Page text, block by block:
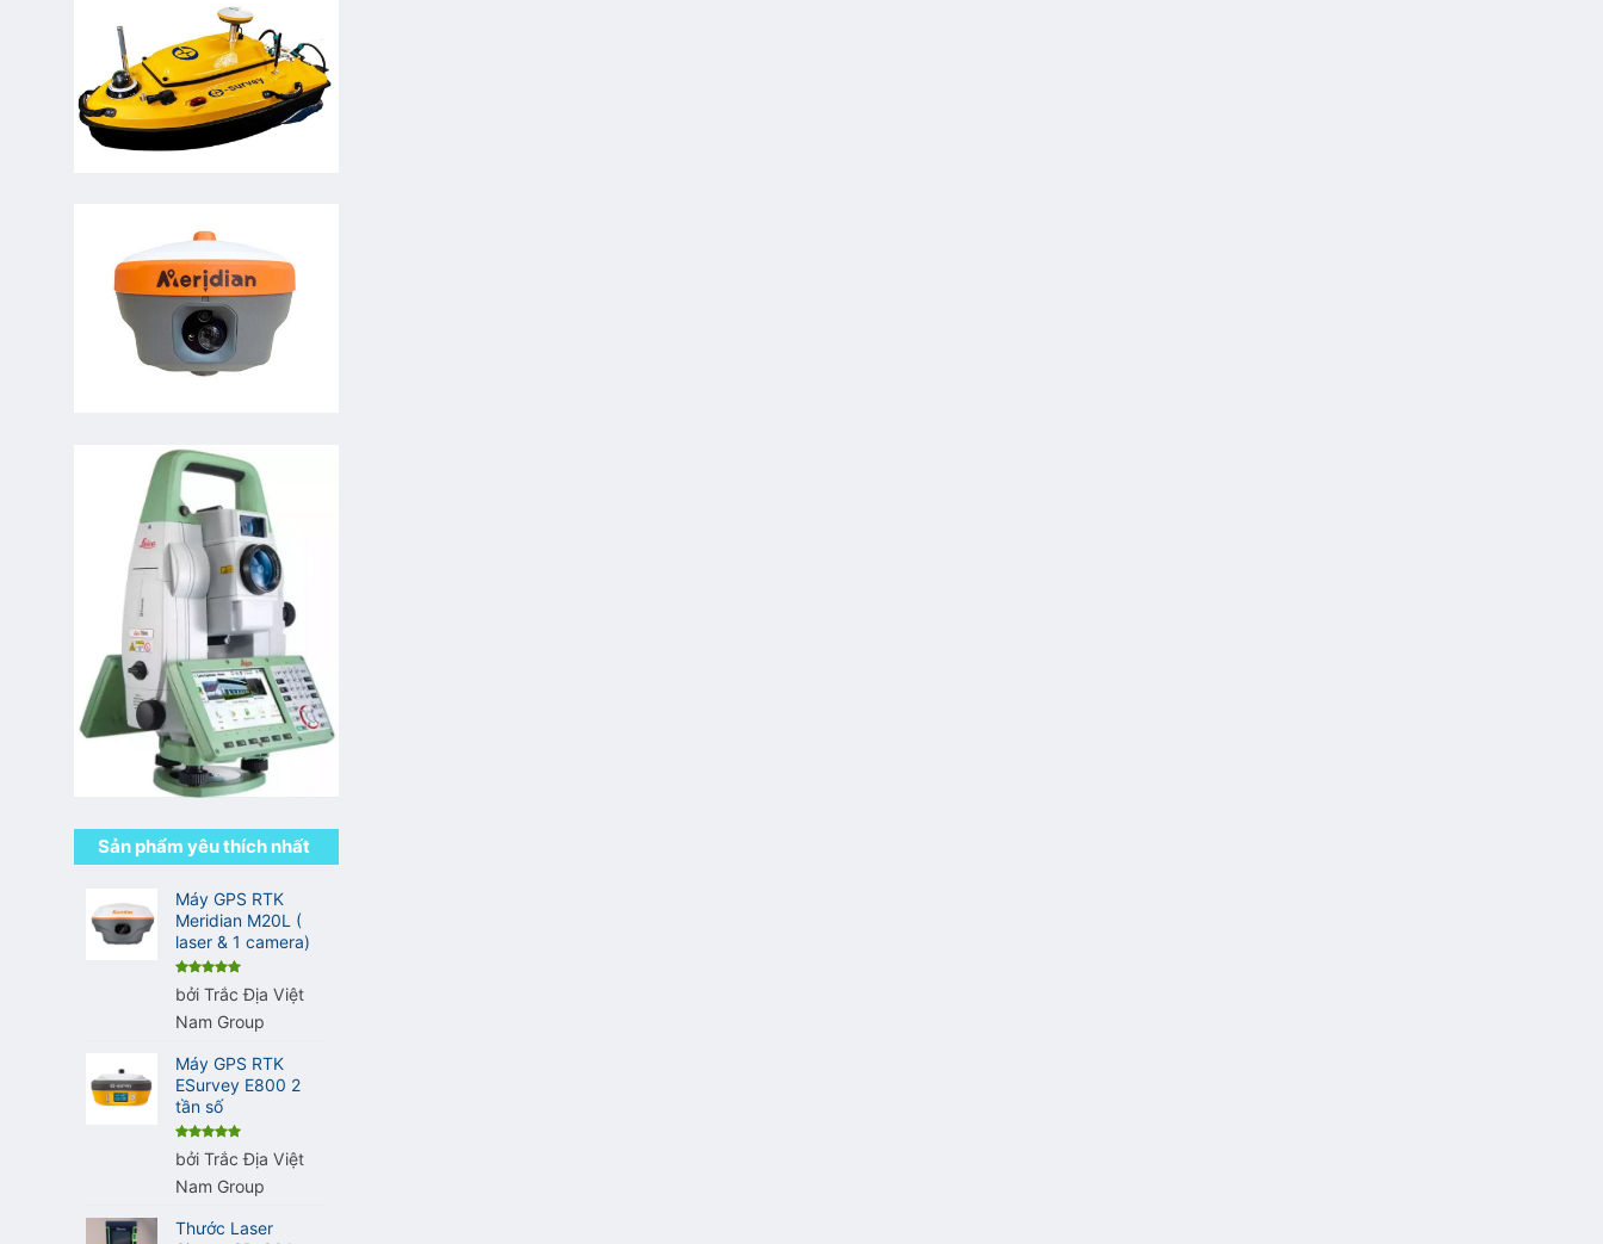
Sản phẩm yêu thích nhất
Máy GPS RTK
Meridian M20L (
laser & 1 camera)
Được xếp
hạng55
sao
bởi Trắc Địa Việt
Nam Group
Máy GPS RTK
ESurvey E800 2
tần số
Được xếp
hạng55
sao
bởi Trắc Địa Việt
Nam Group
Thước Laser